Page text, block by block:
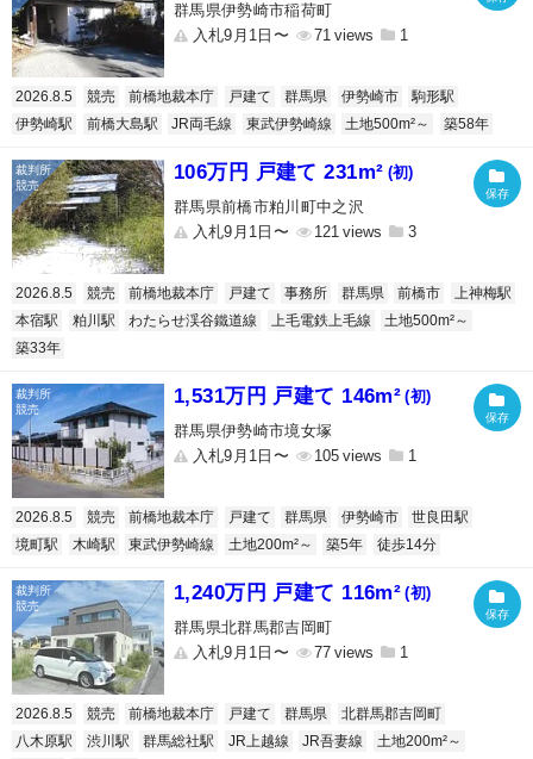
群馬県伊勢崎市稲荷町
入札9月1日〜
71 1
2026.8.5 競売 前橋地裁本庁 戸建て 群馬県 伊勢崎市
駒形駅
伊勢崎駅
前橋大島駅 JR両毛線 東武伊勢崎線 土地500m²～ 築58年
106万円 戸建て 231m² (初)
群馬県前橋市粕川町中之沢
入札9月1日〜
121 3
2026.8.5 競売 前橋地裁本庁 戸建て 事務所 群馬県 前橋市
上神梅駅
本宿駅
粕川駅 わたらせ渓谷鐵道線 上毛電鉄上毛線
土地500m²～
築33年
1,531万円 戸建て 146m² (初)
群馬県伊勢崎市境女塚
入札9月1日〜
105 1
2026.8.5 競売 前橋地裁本庁 戸建て 群馬県 伊勢崎市
世良田駅
境町駅
木崎駅 東武伊勢崎線 土地200m²～ 築5年 徒歩14分
1,240万円 戸建て 116m² (初)
群馬県北群馬郡吉岡町
入札9月1日〜
77 1
2026.8.5 競売 前橋地裁本庁 戸建て 群馬県
北群馬郡吉岡町
八木原駅
渋川駅 群馬総社駅 JR上越線 JR吾妻線 土地200m²～